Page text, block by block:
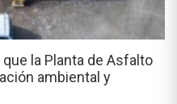
la Planta de Asfalto
ambiental y